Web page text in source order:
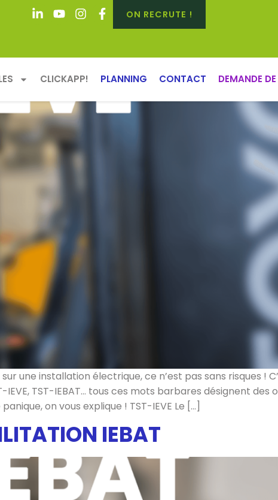
ON RECRUTE !
CLICKAPP! PLANNING CONTACT DEMANDE
IEVE
sur une installation électrique, ce n’est pas sans risques !
TST-IEBAT… tous ces mots barbares désignent des
on vous explique ! TST-IEVE Le […]
IEBAT